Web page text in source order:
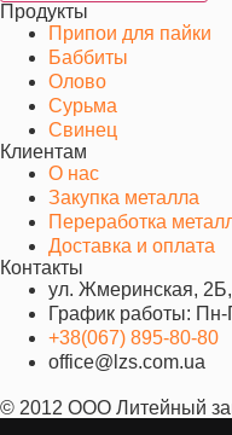
Продукты
Припои для пайки
Баббиты
Олово
Сурьма
Свинец
Клиентам
О нас
Закупка металла
Переработка
Доставка и оплата
Контакты
ул. Жмеринская, 2Б,
График работы: Пн-
+38(067) 895-80-80
office@lzs.com.ua
© 2012 ООО Литейный